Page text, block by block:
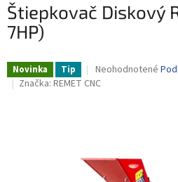
Štiepkovač Diskový
7HP)
Novinka Tip
Priemerné
hodnotenie
hviezdičiek.
Neohodnotené
Značka: REMET CNC